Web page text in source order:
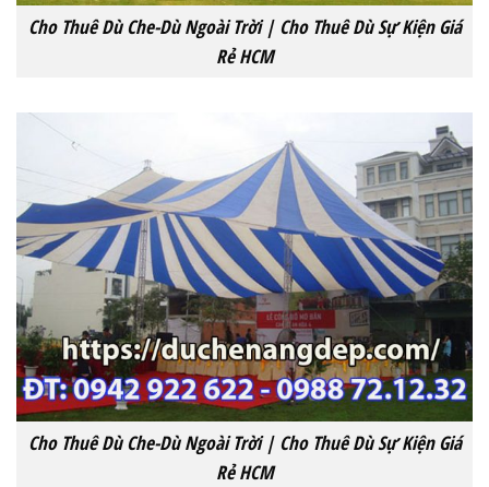
Cho Thuê Dù Che-Dù Ngoài Trời | Cho Thuê Dù Sự Kiện Giá
Rẻ HCM‎
Cho Thuê Dù Che-Dù Ngoài Trời | Cho Thuê Dù Sự Kiện Giá
Rẻ HCM‎